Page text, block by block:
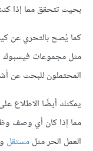
بحيث تتحقق مما إذا
كما يُصح بالتحري عن
مثل مجموعات فيسبوك
المحتملون للبحث عن
يمكنك أيضًا الاطلاع
مما إذا كان أي وصف
العمل الحر مثلمستقل و